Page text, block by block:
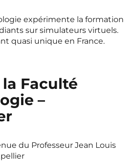
Montpellier
Paris
Reims
Saint-Etienne
expérimente la formation
sur simulateurs virtuels.
quasi unique en France.
Faculté
–
du Professeur Jean Louis